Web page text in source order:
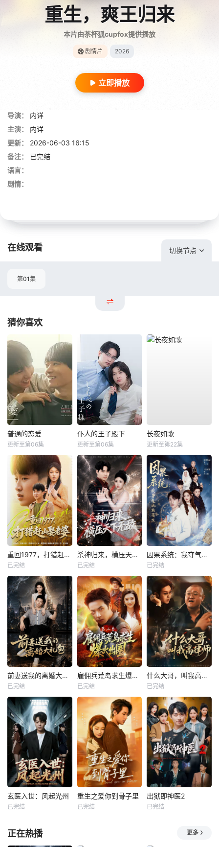
重生，爽王归来
本片由茶杯狐cupfox提供播放
剧情片 2026
立即播放
导演：
内详
主演：
内详
更新：
2026-06-03 16:15
备注：
已完结
语言：
剧情：
在线观看 切换节点
第01集
猜你喜欢
普通的恋爱
更新至第06集
仆人的王子殿下
更新至第06集
长夜如歌
更新至第22集
重回1977，打猎赶山娶老婆
已完结
杀神归来，横压天下无敌
已完结
因果系统：我夺气运救苍生
已完结
前妻送我的离婚大礼包
已完结
雇佣兵荒岛求生爆火出圈第二季
已完结
什么大哥，叫我高律师
已完结
玄医入世：风起光州
已完结
重生之爱你到骨子里
已完结
出狱即神医2
已完结
正在热播 更多